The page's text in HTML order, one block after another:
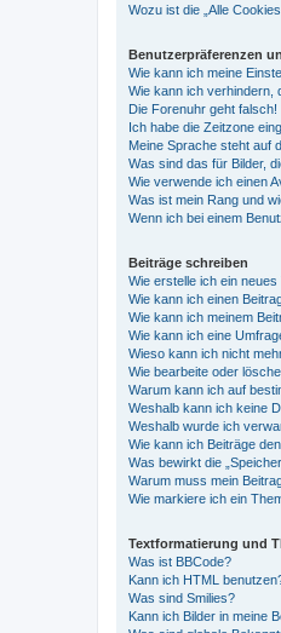
Wozu ist die „Alle
Benutzerpräferenzen
Wie kann ich meine
Wie kann ich verhindern,
Die Forenuhr geht falsch!
Ich habe die Zeitzone
Meine Sprache steht auf
Was sind das für Bilder,
Wie verwende ich einen
Was ist mein Rang und
Wenn ich bei einem
Beiträge schreiben
Wie erstelle ich ein
Wie kann ich einen
Wie kann ich meinem
Wie kann ich eine
Wieso kann ich nicht
Wie bearbeite oder
Warum kann ich auf
Weshalb kann ich keine
Weshalb wurde ich
Wie kann ich Beiträge
Was bewirkt die
Warum muss mein
Wie markiere ich ein
Textformatierung und
Was ist BBCode?
Kann ich HTML
Was sind Smilies?
Kann ich Bilder in meine